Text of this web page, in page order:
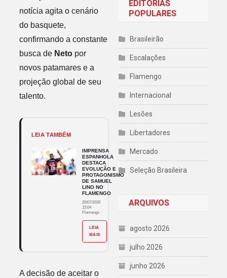
notícia agita o cenário
do basquete,
confirmando a constante
busca de Netopor
novos patamares e a
projeção global de seu
talento.
LEIA TAMBÉM
IMPRENSA
ESPANHOLA
DESTACA
EVOLUÇÃO E
PROTAGONISMO
DE SAMUEL
LINO NO
FLAMENGO
20/07/2026
15:04 ·
Flamengo
LEIA
MAIS
A decisão de aceitar o
EDITORIAS
POPULARES
Brasileirão
Escalações
Flamengo
Internacional
Lesões
Libertadores
Mercado
Seleção Brasileira
ARQUIVOS
agosto 2026
julho 2026
junho 2026